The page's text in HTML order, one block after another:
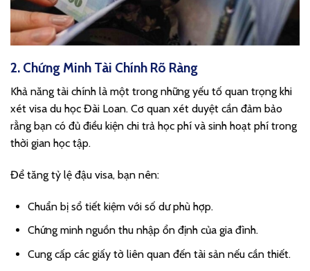
2. Chứng Minh Tài Chính Rõ Ràng
Khả năng tài chính là một trong những yếu tố quan trọng khi
xét visa du học Đài Loan. Cơ quan xét duyệt cần đảm bảo
rằng bạn có đủ điều kiện chi trả học phí và sinh hoạt phí trong
thời gian học tập.
Để tăng tỷ lệ đậu visa, bạn nên:
Chuẩn bị sổ tiết kiệm với số dư phù hợp.
Chứng minh nguồn thu nhập ổn định của gia đình.
Cung cấp các giấy tờ liên quan đến tài sản nếu cần thiết.